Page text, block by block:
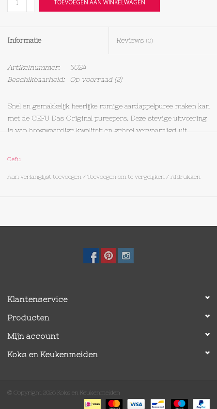
Olieflessen
-
TOEVOEGEN AAN WINKELWAGEN
Informatie Reviews (0)
Artikelnummer:
5024
Beschikbaarheid:
Op voorraad(2)
Snel en gemakkelijk heerlijke romige aardappelpuree maken kan
met de GEFU Das Original pureepers. Deze stevige uitvoering
is van hoogwaardige kwaliteit en geheel vervaardigd uit
Pers snel en gemakkelijk aardappels tot puree
Gefu
Aan verlanglijst toevoegen / Toevoegen om te vergelijken / Afdrukken
Klantenservice
Producten
Mijn account
Koks en Keukenmeiden
© Copyright 2026 Koks en Keukenmeiden